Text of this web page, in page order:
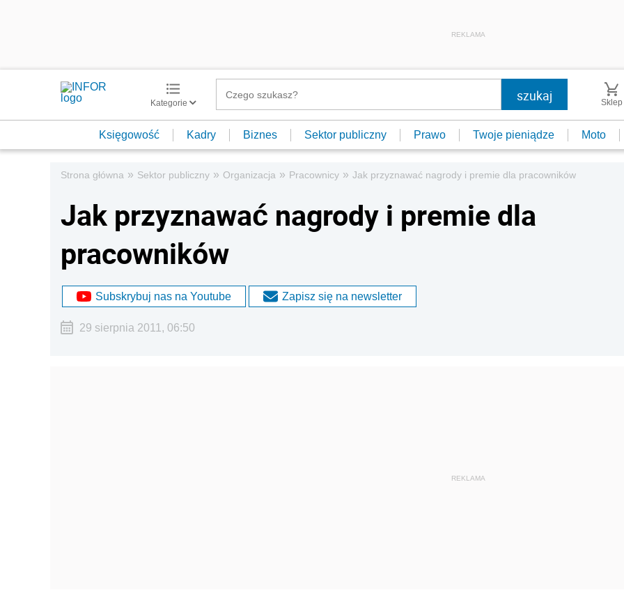
REKLAMA
Kategorie Sklep
Księgowość Kadry Biznes Sektor publiczny Prawo Twoje pieniądze Moto
Strona główna » Sektor publiczny » Organizacja » Pracownicy » Jak przyznawać nagrody i premie dla pracowników
Jak przyznawać nagrody i premie dla
pracowników
Subskrybuj nas na Youtube Zapisz się na newsletter
29 sierpnia 2011, 06:50